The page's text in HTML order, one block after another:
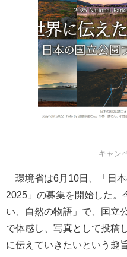
キャン
環境省は6月10日、「日
2025」の募集を開始した。
い、自然の物語」で、国立
で体感し、写真として投稿
に伝えていきたいという趣